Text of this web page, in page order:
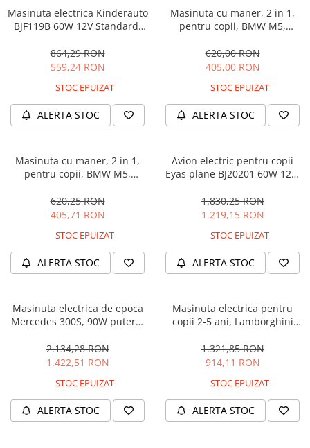
Masinuta electrica Kinderauto
BJF119B 60W 12V Standard,
864,29 RON
559,24 RON
STOC EPUIZAT
ALERTA STOC
Masinuta cu maner, 2 in 1,
pentru copii, BMW M5,
620,00 RON
405,00 RON
STOC EPUIZAT
ALERTA STOC
Masinuta cu maner, 2 in 1,
pentru copii, BMW M5,
620,25 RON
405,71 RON
STOC EPUIZAT
ALERTA STOC
Avion electric pentru copii
Eyas plane BJ20201 60W 12V,
1.830,25 RON
1.219,15 RON
STOC EPUIZAT
ALERTA STOC
Masinuta electrica de epoca
Mercedes 300S, 90W putere,
2.134,28 RON
1.422,51 RON
STOC EPUIZAT
ALERTA STOC
Masinuta electrica pentru
copii 2-5 ani, Lamborghini
12V, galbena
1.321,85 RON
914,11 RON
STOC EPUIZAT
ALERTA STOC